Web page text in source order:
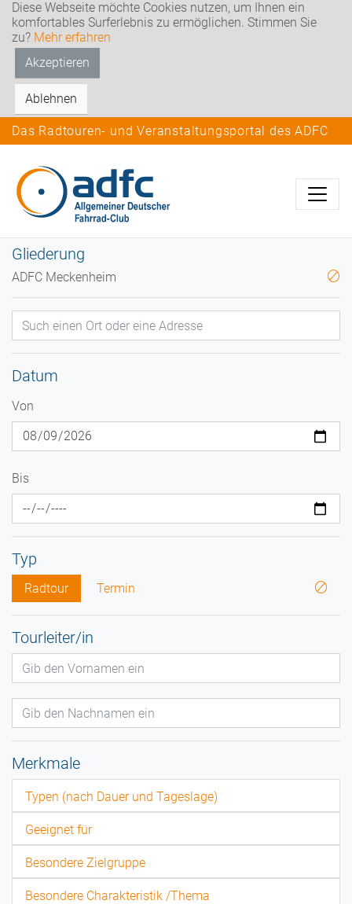
Diese Webseite möchte Cookies nutzen, um Ihnen ein
komfortables Surferlebnis zu ermöglichen. Stimmen Sie
zu? Mehr erfahren
Akzeptieren
Ablehnen
Das Radtouren- und Veranstaltungsportal des ADFC
Gliederung
ADFC Meckenheim
Datum
Von
Bis
Typ
Radtour Termin
Tourleiter/in
Merkmale
Typen (nach Dauer und Tageslage)
Geeignet für
Besondere Zielgruppe
Besondere Charakteristik /Thema